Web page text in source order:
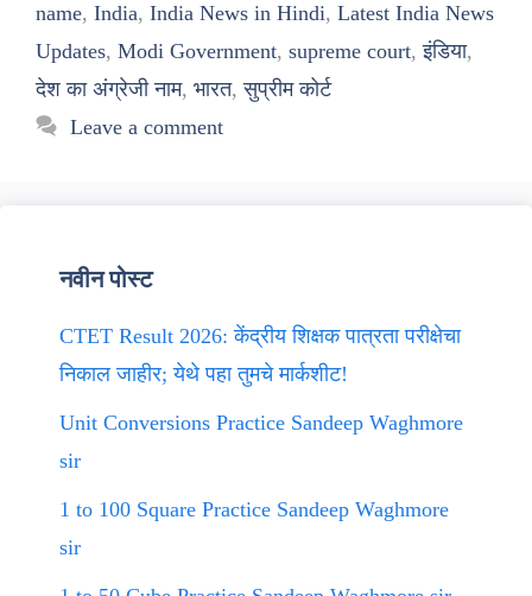
name, India, India News in Hindi, Latest India News
Updates, Modi Government, supreme court,इंडिया,
देश का अंग्रेजी नाम, भारत,सुप्रीम कोर्ट
Leave a comment
नवीन पोस्ट
CTET Result 2026: केंद्रीय शिक्षक पात्रता परीक्षेचा
निकाल जाहीर; येथे पहा तुमचे मार्कशीट!
Unit Conversions Practice Sandeep Waghmore
sir
1 to 100 Square Practice Sandeep Waghmore
sir